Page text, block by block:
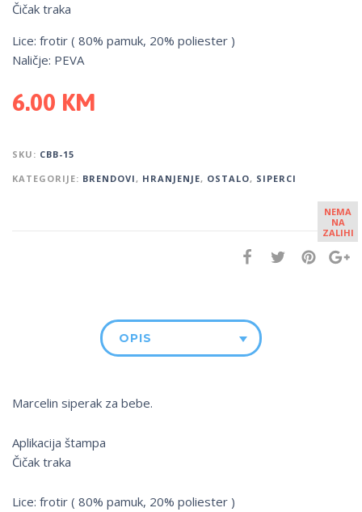
Čičak traka
Lice: frotir ( 80% pamuk, 20% poliester )
Naličje: PEVA
6.00 KM
SKU: CBB-15
KATEGORIJE: BRENDOVI, HRANJENJE, OSTALO, SIPERCI
NEMA
NA
ZALIHI
OPIS
Marcelin siperak za bebe.
Aplikacija štampa
Čičak traka
Lice: frotir ( 80% pamuk, 20% poliester )